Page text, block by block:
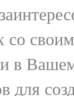
со
в
для